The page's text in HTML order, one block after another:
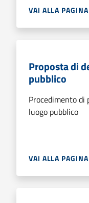
VAI ALLA PAGINA
Proposta di
pubblico
Procedimento di
luogo pubblico
VAI ALLA PAGINA